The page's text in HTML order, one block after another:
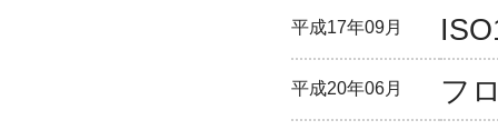
平成17年09月
平成20年06月 フ